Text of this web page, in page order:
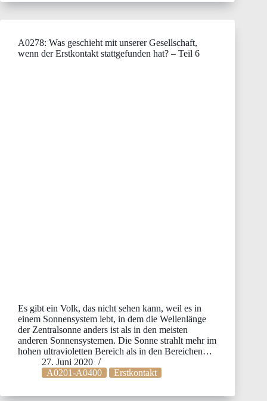
A0278: Was geschieht mit unserer Gesellschaft,
wenn der Erstkontakt stattgefunden hat? – Teil 6
Es gibt ein Volk, das nicht sehen kann, weil es in
einem Sonnensystem lebt, in dem die Wellenlänge
der Zentralsonne anders ist als in den meisten
anderen Sonnensystemen. Die Sonne strahlt mehr im
hohen ultravioletten Bereich als in den Bereichen…
27. Juni 2020
A0201-A0400
Erstkontakt